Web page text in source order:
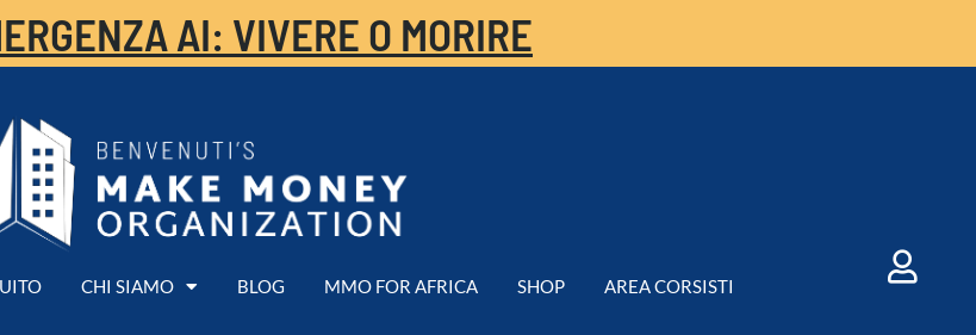
AI: VIVERE O MORIRE
CHI SIAMO BLOG MMO FOR AFRICA SHOP AREA CORSISTI